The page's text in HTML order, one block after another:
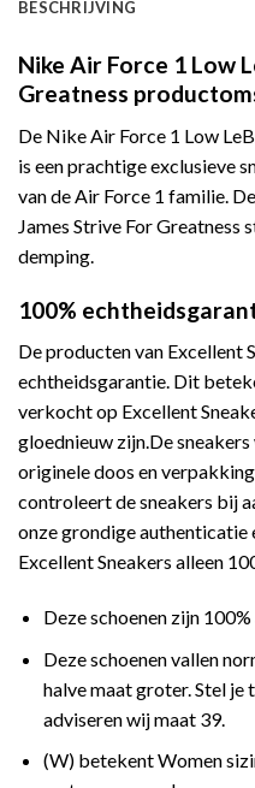
BESCHRIJVING
Nike Air Force 1 Low
Greatness
De Nike Air Force 1 Low
is een prachtige exclusieve
van de Air Force 1 familie.
James Strive For Greatness
demping.
100%
De producten van Excellent
echtheidsgarantie. Dit
verkocht op Excellent
gloednieuw zijn.De
originele doos en
controleert de sneakers bij
onze grondige
Excellent Sneakers alleen
Deze schoenen zijn
Deze schoenen vallen
halve maat groter. Stel je
adviseren wij maat 39.
(W) betekent Women